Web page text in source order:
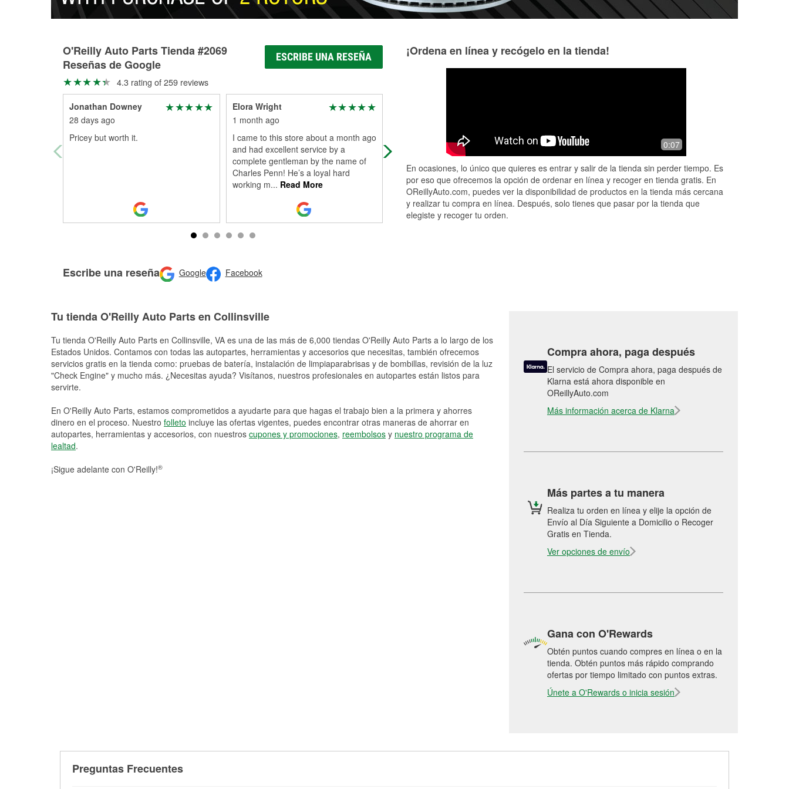
O'Reilly Auto Parts Tienda #2069
Reseñas de Google
ESCRIBE UNA RESEÑA
4.3 rating of 259 reviews
Jonathan Downey
28 days ago
Pricey but worth it.
Elora Wright
1 month ago
I came to this store about a month ago
and had excellent service by a
complete gentleman by the name of
Charles Penn! He’s a loyal hard
working m... Read More
Great service quick efficient and the
staff was very helpful
This is a pretty nice O'Reilly in
Collinsville, Virginia, but in a pretty run
well kept and stocked. I've be...Read
More
Escribe una reseña Google Facebook
¡Ordena en línea y recógelo en la tienda!
0:07
En ocasiones, lo único que quieres es entrar y salir de la tienda sin perder tiempo. Es
por eso que ofrecemos la opción de ordenar en línea y recoger en tienda gratis. En
OReillyAuto.com, puedes ver la disponibilidad de productos en la tienda más cercana
y realizar tu compra en línea. Después, solo tienes que pasar por la tienda que
elegiste y recoger tu orden.
Tu tienda O'Reilly Auto Parts en Collinsville
Tu tienda O'Reilly Auto Parts en Collinsville, VA es una de las más de 6,000 tiendas O'Reilly Auto Parts a lo largo de los
Estados Unidos. Contamos con todas las autopartes, herramientas y accesorios que necesitas, también ofrecemos
servicios gratis en la tienda como: pruebas de batería, instalación de limpiaparabrisas y de bombillas, revisión de la luz
"Check Engine" y mucho más. ¿Necesitas ayuda? Visítanos, nuestros profesionales en autopartes están listos para
servirte.
En O'Reilly Auto Parts, estamos comprometidos a ayudarte para que hagas el trabajo bien a la primera y ahorres
dinero en el proceso. Nuestro folleto incluye las ofertas vigentes, puedes encontrar otras maneras de ahorrar en
autopartes, herramientas y accesorios, con nuestros cupones y promociones, reembolsos y nuestro programa de
lealtad.
¡Sigue adelante con O'Reilly!®
Compra ahora, paga después
El servicio de Compra ahora, paga después de
Klarna está ahora disponible en
OReillyAuto.com
Más información acerca de Klarna
Más partes a tu manera
Realiza tu orden en línea y elije la opción de
Envío al Día Siguiente a Domicilio o Recoger
Gratis en Tienda.
Ver opciones de envío
Gana con O'Rewards
Obtén puntos cuando compres en línea o en la
tienda. Obtén puntos más rápido comprando
ofertas por tiempo limitado con puntos extras.
Únete a O'Rewards o inicia sesión
Preguntas Frecuentes